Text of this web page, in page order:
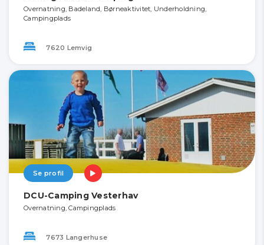
Overnatning, Badeland, Børneaktivitet, Underholdning,
Campingplads
7620 Lemvig
Se profil
DCU-Camping Vesterhav
Overnatning, Campingplads
7673 Langerhuse